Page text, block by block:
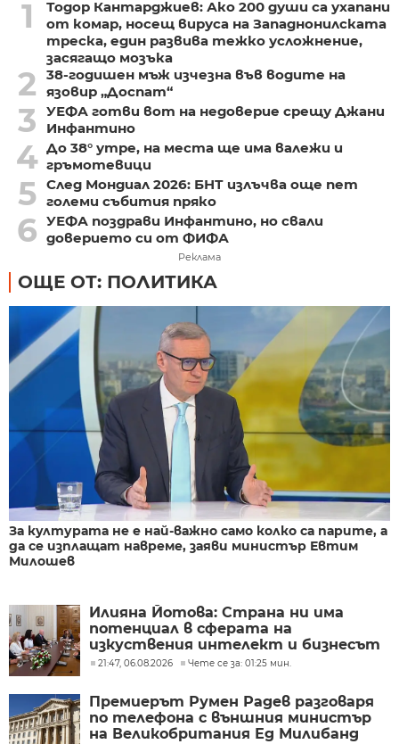
1
Тодор Кантарджиев: Ако 200 души са ухапани
от комар, носещ вируса на Западнонилската
треска, един развива тежко усложнение,
засягащо мозъка
2
38-годишен мъж изчезна във водите на
язовир „Доспат“
3
УЕФА готви вот на недоверие срещу Джани
Инфантино
4 До 38° утре, на места ще има валежи и
гръмотевици
5 След Мондиал 2026: БНТ излъчва още пет
големи събития пряко
6 УЕФА поздрави Инфантино, но свали
доверието си от ФИФА
Реклама
ОЩЕ ОТ: ПОЛИТИКА
За културата не е най-важно само колко са парите, а
да се изплащат навреме, заяви министър Евтим
Милошев
Илияна Йотова: Страна ни има
потенциал в сферата на
изкуствения интелект и бизнесът
забелязва тези перспективи
21:47, 06.08.2026 Чете се за: 01:25 мин.
Премиерът Румен Радев разговаря
по телефона с външния министър
на Великобритания Ед Милибанд